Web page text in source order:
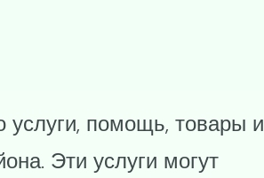
услуги, помощь, товары и
Эти услуги могут